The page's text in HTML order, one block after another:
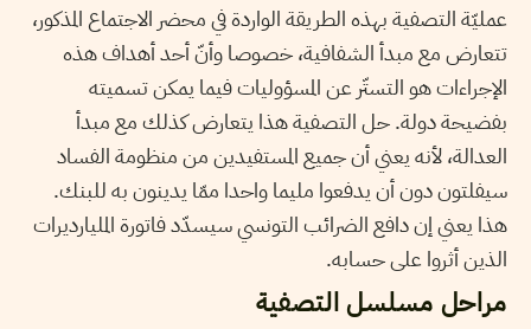
عمليّة التصفية بهذه الطريقة الواردة في محضر الاجتماع المذكور،
تتعارض مع مبدأ الشفافية، خصوصا وأنّ أحد أهداف هذه
الإجراءات هو التستّر عن المسؤوليات فيما يمكن تسميته
بفضيحة دولة. حل التصفية هذا يتعارض كذلك مع مبدأ
العدالة، لأنه يعني أن جميع المستفيدين من منظومة الفساد
سيفلتون دون أن يدفعوا مليما واحدا ممّا يدينون به للبنك.
هذا يعني إن دافع الضرائب التونسي سيسدّد فاتورة المليارديرات
الذين أثروا على حسابه.
مراحل مسلسل التصفية